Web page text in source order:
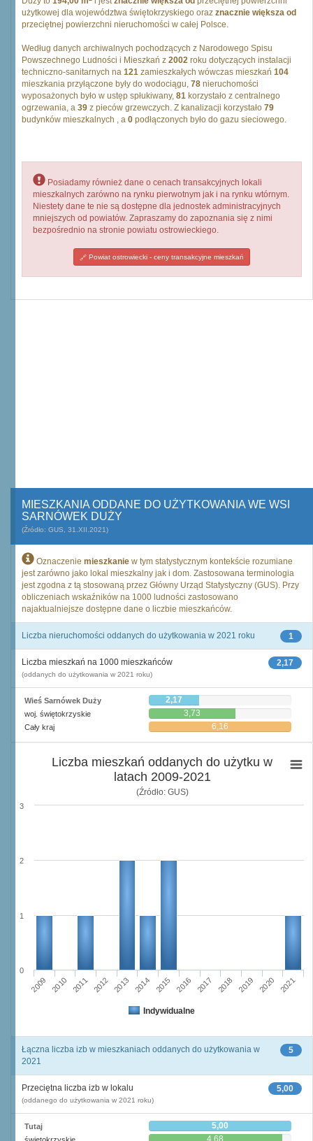
użytkowej dla województwa świętokrzyskiego oraz znacznie większa od
przeciętnej powierzchni nieruchomości w całej Polsce.
Według danych archiwalnych pochodzących z Narodowego Spisu
Powszechnego Ludności i Mieszkań z 2002 roku dotyczących instalacji
techniczno-sanitarnych na 121 zamieszkałych wówczas mieszkań 104
mieszkania przyłączone były do wodociągu, 78 nieruchomości
wyposażonych było w ustęp spłukiwany, 81 korzystało z centralnego
ogrzewania, a 39 z pieców grzewczych. Z kanalizacji korzystało 79
budynków mieszkalnych , a 0 podłączonych było do gazu sieciowego.
Posiadamy również dane o cenach transakcyjnych lokali
mieszkalnych zarówno na rynku pierwotnym jak i na rynku wtórnym.
Niestety dane te nie są dostępne dla jednostek administracyjnych
mniejszych od powiatów. Zapraszamy do zapoznania się z nimi
bezpośrednio na stronie powiatu ostrowieckiego.
Powiat ostrowiecki - ceny transakcyjne mieszkań
MIESZKANIA ODDANE DO UŻYTKOWANIA WE WSI
SARNÓWEK DUŻY
(Źródło: GUS, 31.XII.2021)
Oznaczenie mieszkanie w tym statystycznym kontekście rozumiane
jest zarówno jako lokal mieszkalny jak i dom. Zastosowana terminologia
jest zgodna z tą stosowaną przez Główny Urząd Statystyczny (GUS). Przy
obliczeniach wskaźników na 1000 ludności zastosowano
najaktualniejsze dostępne dane o liczbie mieszkańców.
1
Liczba nieruchomości oddanych do użytkowania w 2021 roku
2,17
Liczba mieszkań na 1000 mieszkańców
(oddanych do użytkowania w 2021 roku)
Wieś Sarnówek Duży 2,17
woj. świętokrzyskie 3,73
Cały kraj 6,16
Liczba mieszkań oddanych do użytku w
latach 2009-2021
(Źródło: GUS)
Indywidualne
2009 2010 2011 2012 2013 2014 2015 2016 2017 2018 2019 2020 2021
0
1
2
3
5
Łączna liczba izb w mieszkaniach oddanych do użytkowania w
2021
5,00
Przeciętna liczba izb w lokalu
(oddanego do użytkowania w 2021 roku)
Tutaj 5,00
4,68